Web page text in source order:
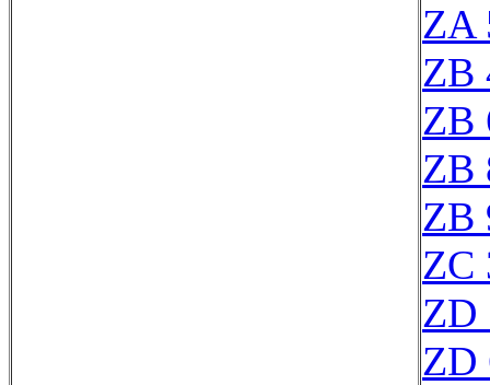
ZA
ZB
ZB
ZB
ZB
ZC
ZD
ZD